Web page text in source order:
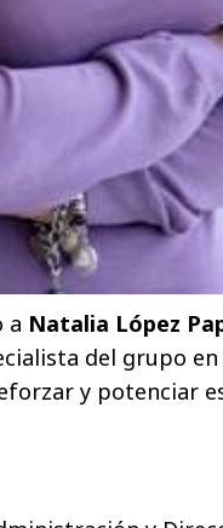
a Natalia López
del grupo
y potenciar